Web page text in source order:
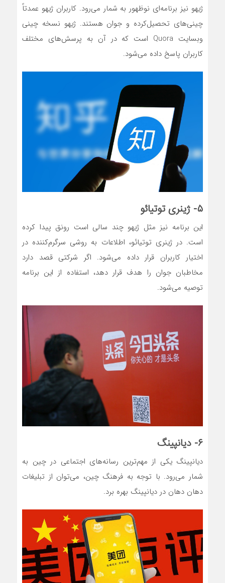
ژیهو نیز برنامه‌ای نوظهور به شمار می‌رود. کاربران ژیهو عمدتاً
چینی‌های تحصیل‌کرده و جوان هستند. ژیهو نسخه چینی
وبسایت Quora است که در آن به پرسش‌های مختلف
کاربران پاسخ داده می‌شود.
۵- ژینری توتیائو
این برنامه نیز مثل ژیهو چند سالی است رونق پیدا کرده
است. در ژینری توتیائو، اطلاعات به روشی سرگرم‌کننده در
اختیار کاربران قرار داده می‌شود. اگر شرکتی قصد دارد
مخاطبان جوان را هدف قرار دهد، استفاده از این برنامه
توصیه می‌شود.
۶- دیانپینگ
دیانپینگ یکی از مهم‌ترین رسانه‌های اجتماعی در چین به
شمار می‌رود. با توجه به فرهنگ چین، می‌توان از تبلیغات
دهان دهان در دیانپینگ بهره برد.